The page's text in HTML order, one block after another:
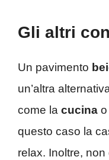
Gli altri
Un pavimento
un’altra
come la cucina
questo caso la
relax. Inoltre,